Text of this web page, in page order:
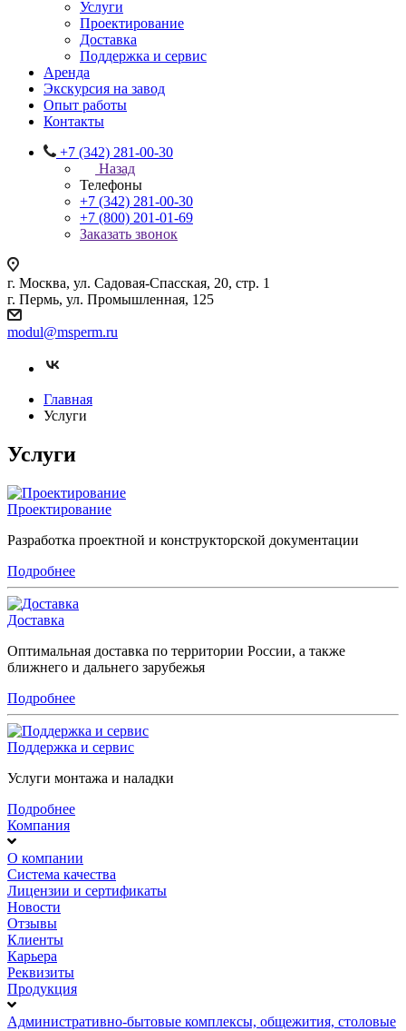
Услуги
Проектирование
Доставка
Поддержка и сервис
Аренда
Экскурсия на завод
Опыт работы
Контакты
+7 (342) 281-00-30
Назад
Телефоны
+7 (342) 281-00-30
+7 (800) 201-01-69
Заказать звонок
г. Москва, ул. Садовая-Спасская, 20, стр. 1
г. Пермь, ул. Промышленная, 125
modul@msperm.ru
Главная
Услуги
Услуги
Проектирование
Разработка проектной и конструкторской документации
Подробнее
Доставка
Оптимальная доставка по территории России, а также
ближнего и дальнего зарубежья
Подробнее
Поддержка и сервис
Услуги монтажа и наладки
Подробнее
Компания
О компании
Система качества
Лицензии и сертификаты
Новости
Отзывы
Клиенты
Карьера
Реквизиты
Продукция
Административно-бытовые комплексы, общежития, столовые